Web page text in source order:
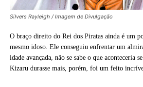
Silvers Rayleigh / Imagem de Divulgação
O braço direito do Rei dos Piratas ainda é um
mesmo idoso. Ele conseguiu enfrentar um
idade avançada, não se sabe o que aconteceria
Kizaru durasse mais, porém, foi um feito